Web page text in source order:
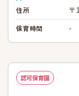
住所
〒
保育時間 -
認可保育園